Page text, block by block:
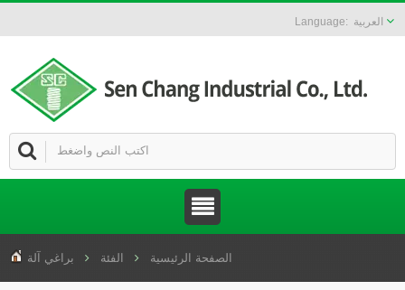
العربية
الصفحة الرئيسية الفئة براغي آلة